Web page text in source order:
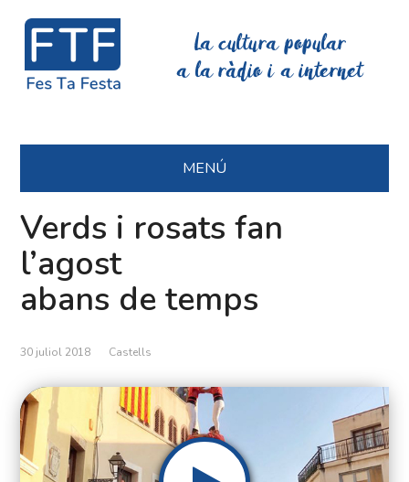
La cultura popular
a la ràdio i a internet
MENÚ
Verds i rosats fan
l’agost
abans de temps
30 juliol 2018 Castells